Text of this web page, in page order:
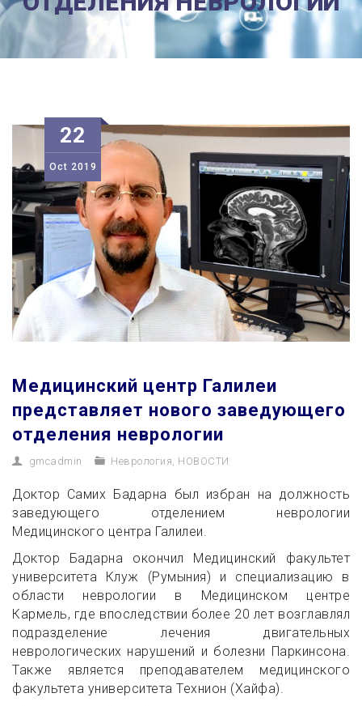
22
Oct 2019
Медицинский центр Галилеи
представляет нового заведующего
отделения неврологии
gmcadmin Неврология НОВОСТИ
Доктор Самих Бадарна был избран на должность
заведующего отделением неврологии
Медицинского центра Галилеи.
Доктор Бадарна окончил Медицинский факультет
университета Клуж (Румыния) и специализацию в
области неврологии в Медицинском центре
Кармель, где впоследствии более 20 лет возглавлял
подразделение лечения двигательных
неврологических нарушений и болезни Паркинсона.
Также является преподавателем медицинского
факультета университета Технион (Хайфа).